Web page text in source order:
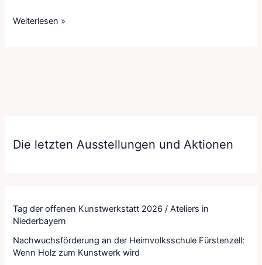
Weiterlesen »
Die letzten Ausstellungen und Aktionen
Tag der offenen Kunstwerkstatt 2026 / Ateliers in
Niederbayern
Nachwuchsförderung an der Heimvolksschule Fürstenzell:
Wenn Holz zum Kunstwerk wird